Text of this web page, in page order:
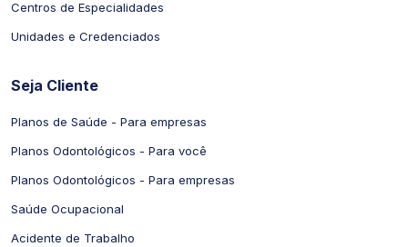
Centros de Especialidades
Unidades e Credenciados
Seja Cliente
Planos de Saúde - Para empresas
Planos Odontológicos - Para você
Planos Odontológicos - Para empresas
Saúde Ocupacional
Acidente de Trabalho